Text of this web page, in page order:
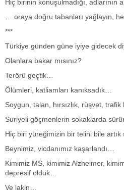
Hiç birinin konuşulmadığı, adlarının
… oraya doğru tabanları yağlayın,
***
Türkiye günden güne iyiye gidecek
Olanlara bakar mısınız?
Terörü geçtik…
Ölümleri, katliamları kanıksadık…
Soygun, talan, hırsızlık, rüşvet, trafik
Suriyeli göçmenlerin sokaklarda
Hiç biri yüreğimizin bir telini bile artık
Beynimiz, vicdanımız kaşarlandı…
Kimimiz MS, kimimiz Alzheimer,
depresif olduk…
Ve lakin…